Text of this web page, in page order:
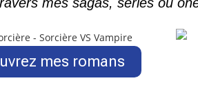
mes romans